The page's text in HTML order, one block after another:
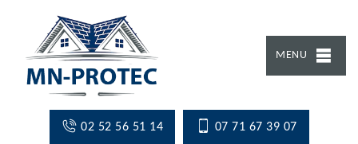
MENU
02 52 56 51 14 07 71 67 39 07